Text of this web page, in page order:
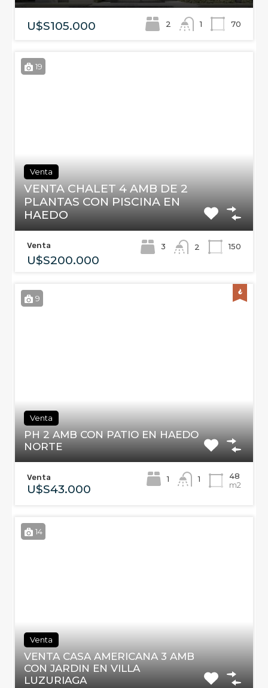
U$S105.000 2 1 70
19
Venta
VENTA CHALET 4 AMB DE 2
PLANTAS CON PISCINA EN
HAEDO
Venta
U$S200.000
3 2 150
9
Venta
PH 2 AMB CON PATIO EN HAEDO
NORTE
Venta
U$S43.000
1 1
48
m2
14
Venta
VENTA CASA AMERICANA 3 AMB
CON JARDIN EN VILLA
LUZURIAGA